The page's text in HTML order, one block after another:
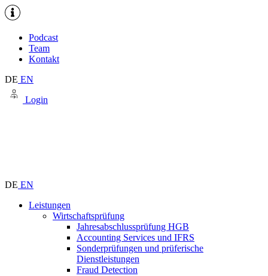
Podcast
Team
Kontakt
DE EN
Login
DE EN
Leistungen
Wirtschaftsprüfung
Jahresabschlussprüfung HGB
Accounting Services und IFRS
Sonderprüfungen und prüferische
Dienstleistungen
Fraud Detection